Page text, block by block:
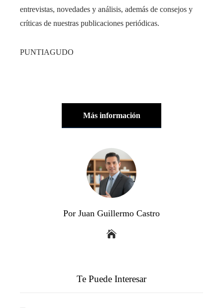
entrevistas, novedades y análisis, además de consejos y
críticas de nuestras publicaciones periódicas.
PUNTIAGUDO
Más información
Por Juan Guillermo Castro
Te Puede Interesar